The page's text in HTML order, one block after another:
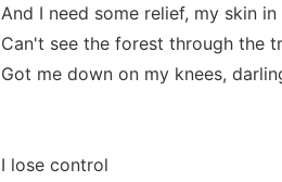
And I need some relief, my skin
Can't see the forest through the
Got me down on my knees,
I lose control